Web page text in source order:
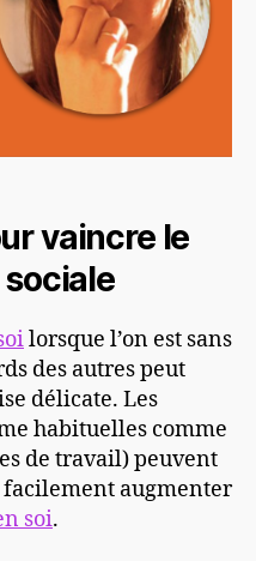
vaincre le
sociale
lorsque l’on est sans
des autres peut
délicate. Les
habituelles comme
de travail) peuvent
facilement augmenter
soi.